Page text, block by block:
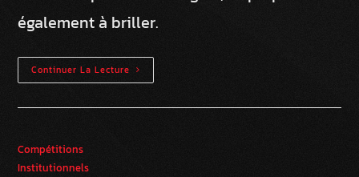
également à briller.
Continuer La Lecture
Compétitions
Institutionnels